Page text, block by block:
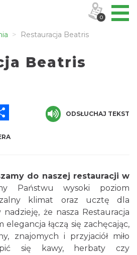
Restauracja Beatris
Beatris
ODSŁUCHAJ TEKST
do naszej restauracji w
Państwu wysoki poziom
klimat oraz ucztę dla
nadzieję, że nasza Restauracja
łączą się zachęcając,
znajomych i przyjaciół miło
się kawy, herbaty czy
0